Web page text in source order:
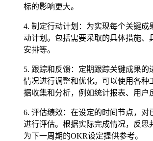
标的影响更大。
4. 制定行动计划：为实现每个关键成
动计划。包括需要采取的具体措施、
安排等。
5. 跟踪和反馈：定期跟踪关键成果的
情况进行调整和优化。可以使用各种
据收集和分析，例如统计报表、用户
6. 评估绩效：在设定的时间节点，对
进行评估。根据实际完成情况，反思
为下一周期的OKR设定提供参考。